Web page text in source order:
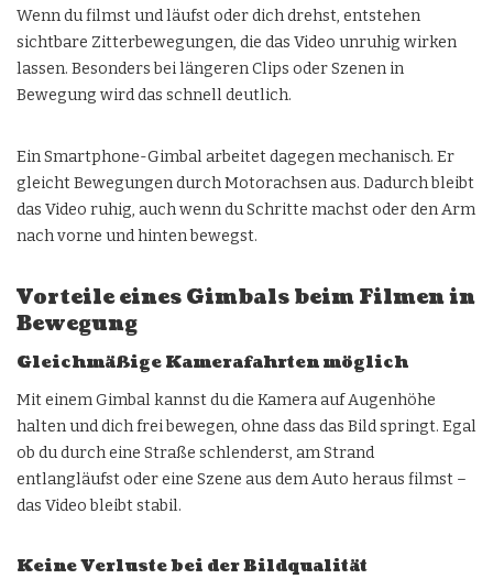
Wenn du filmst und läufst oder dich drehst, entstehen
sichtbare Zitterbewegungen, die das Video unruhig wirken
lassen. Besonders bei längeren Clips oder Szenen in
Bewegung wird das schnell deutlich.
Ein Smartphone-Gimbal arbeitet dagegen mechanisch. Er
gleicht Bewegungen durch Motorachsen aus. Dadurch bleibt
das Video ruhig, auch wenn du Schritte machst oder den Arm
nach vorne und hinten bewegst.
Vorteile eines Gimbals beim Filmen in
Bewegung
Gleichmäßige Kamerafahrten möglich
Mit einem Gimbal kannst du die Kamera auf Augenhöhe
halten und dich frei bewegen, ohne dass das Bild springt. Egal
ob du durch eine Straße schlenderst, am Strand
entlangläufst oder eine Szene aus dem Auto heraus filmst –
das Video bleibt stabil.
Keine Verluste bei der Bildqualität